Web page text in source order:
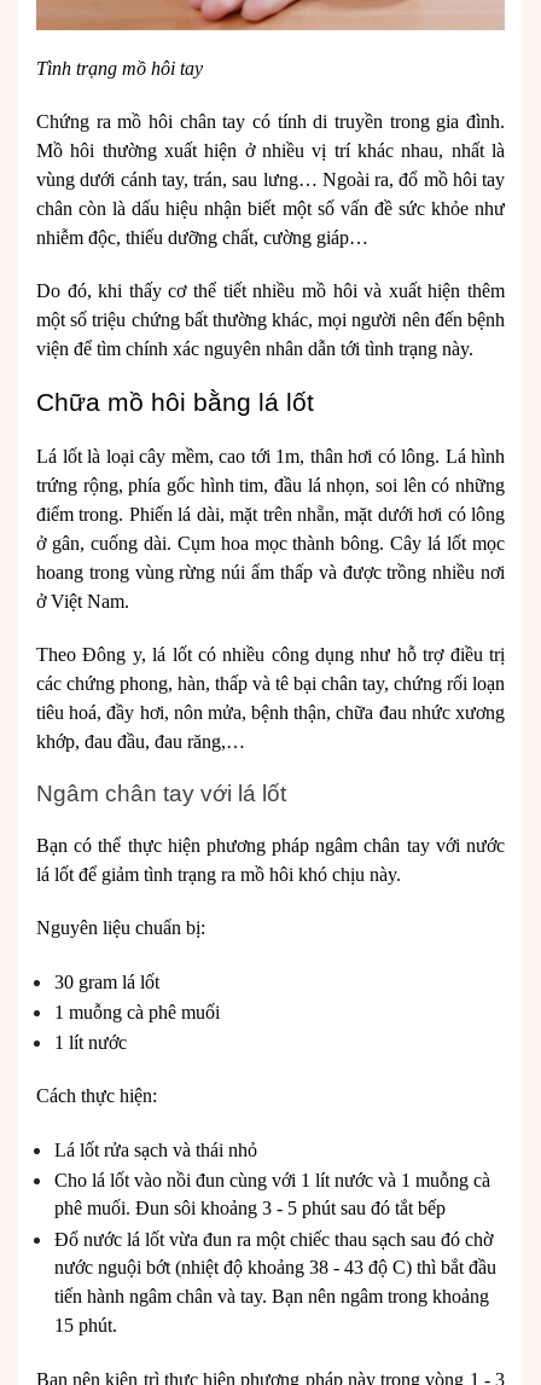
Tình trạng mồ hôi tay
Chứng ra mồ hôi chân tay có tính di truyền trong gia đình.
Mồ hôi thường xuất hiện ở nhiều vị trí khác nhau, nhất là
vùng dưới cánh tay, trán, sau lưng… Ngoài ra, đổ mồ hôi tay
chân còn là dấu hiệu nhận biết một số vấn đề sức khỏe như
nhiễm độc, thiếu dưỡng chất, cường giáp…
Do đó, khi thấy cơ thể tiết nhiều mồ hôi và xuất hiện thêm
một số triệu chứng bất thường khác, mọi người nên đến bệnh
viện để tìm chính xác nguyên nhân dẫn tới tình trạng này.
Chữa mồ hôi bằng lá lốt
Lá lốt là loại cây mềm, cao tới 1m, thân hơi có lông. Lá hình
trứng rộng, phía gốc hình tim, đầu lá nhọn, soi lên có những
điểm trong. Phiến lá dài, mặt trên nhẵn, mặt dưới hơi có lông
ở gân, cuống dài. Cụm hoa mọc thành bông. Cây lá lốt mọc
hoang trong vùng rừng núi ẩm thấp và được trồng nhiều nơi
ở Việt Nam.
Theo Đông y, lá lốt có nhiều công dụng như hỗ trợ điều trị
các chứng phong, hàn, thấp và tê bại chân tay, chứng rối loạn
tiêu hoá, đầy hơi, nôn mửa, bệnh thận, chữa đau nhức xương
khớp, đau đầu, đau răng,…
Ngâm chân tay với lá lốt
Bạn có thể thực hiện phương pháp ngâm chân tay với nước
lá lốt để giảm tình trạng ra mồ hôi khó chịu này.
Nguyên liệu chuẩn bị:
30 gram lá lốt
1 muỗng cà phê muối
1 lít nước
Cách thực hiện:
Lá lốt rửa sạch và thái nhỏ
Cho lá lốt vào nồi đun cùng với 1 lít nước và 1 muỗng cà
phê muối. Đun sôi khoảng 3 - 5 phút sau đó tắt bếp
Đổ nước lá lốt vừa đun ra một chiếc thau sạch sau đó chờ
nước nguội bớt (nhiệt độ khoảng 38 - 43 độ C) thì bắt đầu
tiến hành ngâm chân và tay. Bạn nên ngâm trong khoảng
15 phút.
Bạn nên kiên trì thực hiện phương pháp này trong vòng 1 - 3